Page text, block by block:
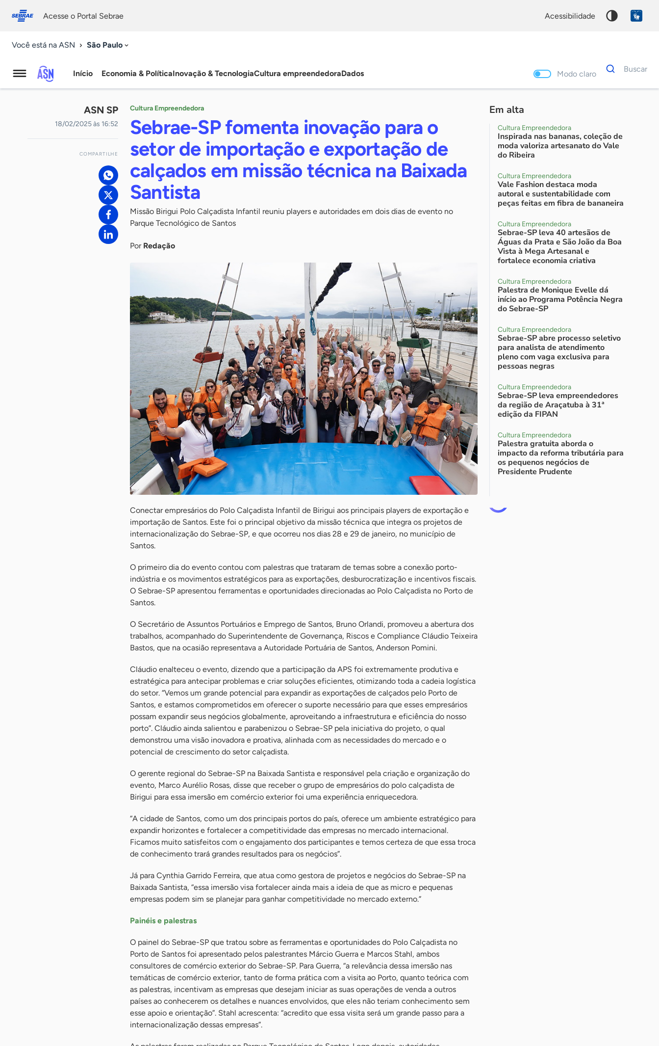
conosco
Acesse o Portal Sebrae acessibilidade
Você está na ASN São Paulo
Agência
Sebrae
Notícias
Início Economia & PolíticaInovação & TecnologiaCultura empreendedoraDados Modo claro
Dados
para
Buscar
ASN SP
18/02/2025 às 16:52
COMPARTILHE
Cultura Empreendedora
Sebrae-SP fomenta inovação para o
setor de importação e exportação de
calçados em missão técnica na Baixada
Santista
Missão Birigui Polo Calçadista Infantil reuniu players e autoridades em dois dias de evento no
Parque Tecnológico de Santos
Por Redação
Conectar empresários do Polo Calçadista Infantil de Birigui aos principais players de exportação e
importação de Santos. Este foi o principal objetivo da missão técnica que integra os projetos de
internacionalização do Sebrae-SP, e que ocorreu nos dias 28 e 29 de janeiro, no município de
Santos.
O primeiro dia do evento contou com palestras que trataram de temas sobre a conexão porto-
indústria e os movimentos estratégicos para as exportações, desburocratização e incentivos fiscais.
O Sebrae-SP apresentou ferramentas e oportunidades direcionadas ao Polo Calçadista no Porto de
Santos.
O Secretário de Assuntos Portuários e Emprego de Santos, Bruno Orlandi, promoveu a abertura dos
trabalhos, acompanhado do Superintendente de Governança, Riscos e Compliance Cláudio Teixeira
Bastos, que na ocasião representava a Autoridade Portuária de Santos, Anderson Pomini.
Cláudio enalteceu o evento, dizendo que a participação da APS foi extremamente produtiva e
estratégica para antecipar problemas e criar soluções eficientes, otimizando toda a cadeia logística
do setor. “Vemos um grande potencial para expandir as exportações de calçados pelo Porto de
Santos, e estamos comprometidos em oferecer o suporte necessário para que esses empresários
possam expandir seus negócios globalmente, aproveitando a infraestrutura e eficiência do nosso
porto”. Cláudio ainda salientou e parabenizou o Sebrae-SP pela iniciativa do projeto, o qual
demonstrou uma visão inovadora e proativa, alinhada com as necessidades do mercado e o
potencial de crescimento do setor calçadista.
O gerente regional do Sebrae-SP na Baixada Santista e responsável pela criação e organização do
evento, Marco Aurélio Rosas, disse que receber o grupo de empresários do polo calçadista de
Birigui para essa imersão em comércio exterior foi uma experiência enriquecedora.
“A cidade de Santos, como um dos principais portos do país, oferece um ambiente estratégico para
expandir horizontes e fortalecer a competitividade das empresas no mercado internacional.
Ficamos muito satisfeitos com o engajamento dos participantes e temos certeza de que essa troca
de conhecimento trará grandes resultados para os negócios”.
Já para Cynthia Garrido Ferreira, que atua como gestora de projetos e negócios do Sebrae-SP na
Baixada Santista, “essa imersão visa fortalecer ainda mais a ideia de que as micro e pequenas
empresas podem sim se planejar para ganhar competitividade no mercado externo.”
Painéis e palestras
O painel do Sebrae-SP que tratou sobre as ferramentas e oportunidades do Polo Calçadista no
Porto de Santos foi apresentado pelos palestrantes Márcio Guerra e Marcos Stahl, ambos
consultores de comércio exterior do Sebrae-SP. Para Guerra, “a relevância dessa imersão nas
temáticas de comércio exterior, tanto de forma prática com a visita ao Porto, quanto teórica com
as palestras, incentivam as empresas que desejam iniciar as suas operações de venda a outros
países ao conhecerem os detalhes e nuances envolvidos, que eles não teriam conhecimento sem
esse apoio e orientação”. Stahl acrescenta: “acredito que essa visita será um grande passo para a
internacionalização dessas empresas”.
Em alta
Cultura Empreendedora
Inspirada nas bananas, coleção de
moda valoriza artesanato do Vale
do Ribeira
Cultura Empreendedora
Vale Fashion destaca moda
autoral e sustentabilidade com
peças feitas em fibra de bananeira
Cultura Empreendedora
Sebrae-SP leva 40 artesãos de
Águas da Prata e São João da Boa
Vista à Mega Artesanal e
fortalece economia criativa
Cultura Empreendedora
Palestra de Monique Evelle dá
início ao Programa Potência Negra
do Sebrae-SP
Cultura Empreendedora
Sebrae-SP abre processo seletivo
para analista de atendimento
pleno com vaga exclusiva para
pessoas negras
Cultura Empreendedora
Sebrae-SP leva empreendedores
da região de Araçatuba à 31ª
edição da FIPAN
Cultura Empreendedora
Palestra gratuita aborda o
impacto da reforma tributária para
os pequenos negócios de
Presidente Prudente